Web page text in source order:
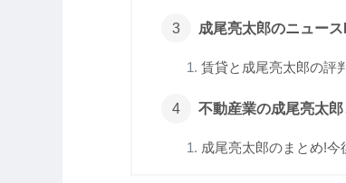
成尾亮太郎のニュー
賃貸と成尾亮太郎の評
不動産業の成尾亮太郎
成尾亮太郎のまとめ!